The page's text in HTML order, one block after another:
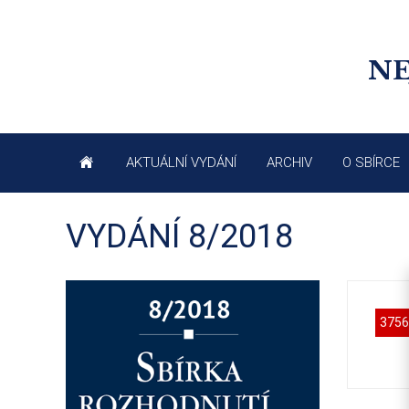
AKTUÁLNÍ VYDÁNÍ ARCHIV O SBÍRCE
VYDÁNÍ 8/2018